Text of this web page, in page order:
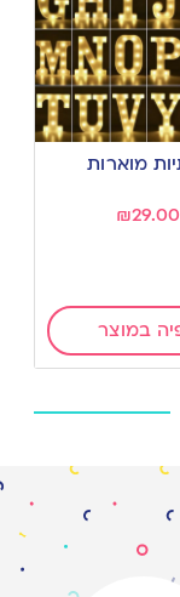
מוארות
₪29.00
במוצר